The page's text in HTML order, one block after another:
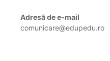
Adresă de e-mail
comunicare@edupedu.ro